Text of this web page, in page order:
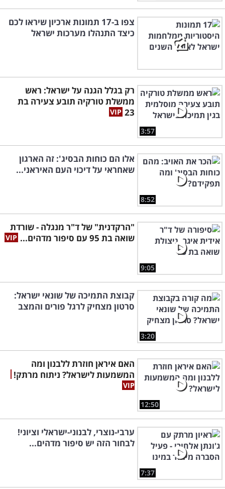
צפו ב-17 תמונות ארכיון שיראו לכם
כיצד התנהלו מערכות ישראל
3:57
רק בגלל הגנה על ישראל: ראש
ממשלת טורקיה תובע צעירה בת
23
8:52
אלו הם כוחות הבסיג': זה הארגון
שאחראי על דיכוי העם האיראני...
9:05
"הרקדנית" של ד"ר מנגלה - שורדת
שואה בת 95 עם סיפור מדהים...
3:20
קבוצת התמיכה של שונאי ישראל:
סרטון מצחיק לרגל פורים והמצב
12:50
האם איראן חוזרת ללבנון ומה
המשמעות לישראל? ניתוח מרתק!
7:37
ערבי-נוצרי, לבנוני-ישראלי וציוני!
לבחור הזה יש סיפור מדהים...